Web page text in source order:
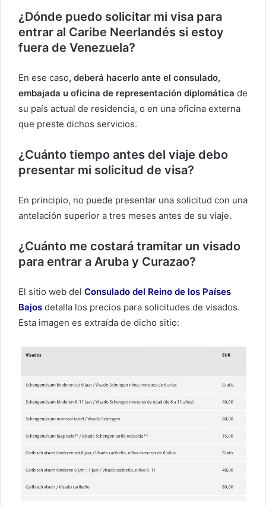
¿Dónde puedo solicitar mi visa para
entrar al Caribe Neerlandés si estoy
fuera de Venezuela?
En ese caso, deberá hacerlo ante el consulado,
embajada u oficina de representación diplomática de
su país actual de residencia, o en una oficina externa
que preste dichos servicios.
¿Cuánto tiempo antes del viaje debo
presentar mi solicitud de visa?
En principio, no puede presentar una solicitud con una
antelación superior a tres meses antes de su viaje.
¿Cuánto me costará tramitar un visado
para entrar a Aruba y Curazao?
El sitio web del Consulado del Reino de los Países
Bajos detalla los precios para solicitudes de visados.
Esta imagen es extraída de dicho sitio: